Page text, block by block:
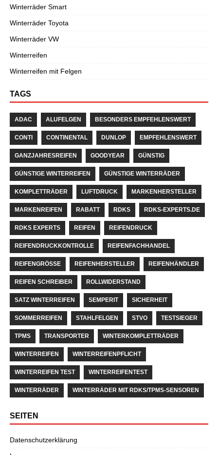
Winterräder Smart
Winterräder Toyota
Winterräder VW
Winterreifen
Winterreifen mit Felgen
TAGS
ADAC ALUFELGEN BESONDERS EMPFEHLENSWERT
CONTI CONTINENTAL DUNLOP EMPFEHLENSWERT
GANZJAHRESREIFEN GOODYEAR GÜNSTIG
GÜNSTIGE WINTERREIFEN GÜNSTIGE WINTERRÄDER
KOMPLETTRÄDER LUFTDRUCK MARKENHERSTELLER
MARKENREIFEN RABATT RDKS RDKS-EXPERTS.DE
RDKS EXPERTS REIFEN REIFENDRUCK
REIFENDRUCKKONTROLLE REIFENFACHHANDEL
REIFENGRÖSSE REIFENHERSTELLER REIFENHÄNDLER
REIFEN SCHREIBER ROLLWIDERSTAND
SATZ WINTERREIFEN SEMPERIT SICHERHEIT
SOMMERREIFEN STAHLFELGEN STVO TESTSIEGER
TPMS TRANSPORTER WINTERKOMPLETTRÄDER
WINTERREIFEN WINTERREIFENPFLICHT
WINTERREIFEN TEST WINTERREIFENTEST
WINTERRÄDER WINTERRÄDER MIT RDKS/TPMS-SENSOREN
SEITEN
Datenschutzerklärung